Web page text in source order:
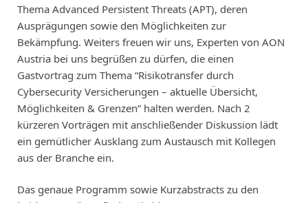
Thema Advanced Persistent Threats (APT), deren
Ausprägungen sowie den Möglichkeiten zur
Bekämpfung. Weiters freuen wir uns, Experten von AON
Austria bei uns begrüßen zu dürfen, die einen
Gastvortrag zum Thema “Risikotransfer durch
Cybersecurity Versicherungen – aktuelle Übersicht,
Möglichkeiten & Grenzen” halten werden. Nach 2
kürzeren Vorträgen mit anschließender Diskussion lädt
ein gemütlicher Ausklang zum Austausch mit Kollegen
aus der Branche ein.
Das genaue Programm sowie Kurzabstracts zu den